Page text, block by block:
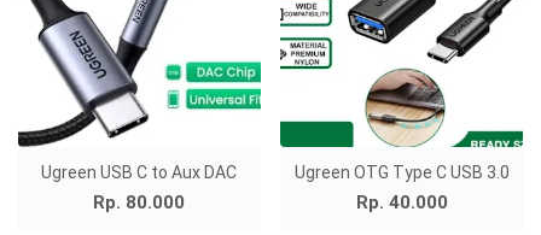
Ugreen USB C to Aux DAC
Rp. 80.000
Ugreen OTG Type C USB 3.0
Rp. 40.000